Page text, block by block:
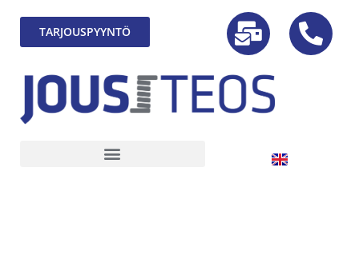
TARJOUSPYYNTÖ